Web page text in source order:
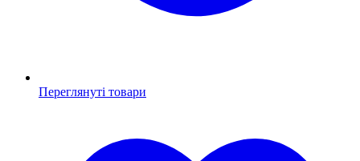
Переглянуті товари